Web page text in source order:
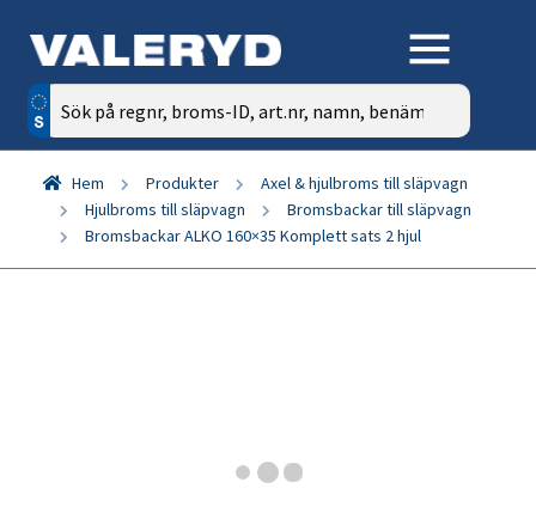
Sök
efter:
Hem Produkter
Axel & hjulbroms till släpvagn
Hjulbroms till släpvagn
Bromsbackar till släpvagn
Bromsbackar ALKO 160×35 Komplett sats 2 hjul